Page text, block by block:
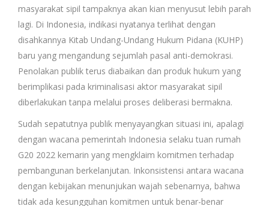
masyarakat sipil tampaknya akan kian menyusut lebih parah
lagi. Di Indonesia, indikasi nyatanya terlihat dengan
disahkannya Kitab Undang-Undang Hukum Pidana (KUHP)
baru yang mengandung sejumlah pasal anti-demokrasi.
Penolakan publik terus diabaikan dan produk hukum yang
berimplikasi pada kriminalisasi aktor masyarakat sipil
diberlakukan tanpa melalui proses deliberasi bermakna.
Sudah sepatutnya publik menyayangkan situasi ini, apalagi
dengan wacana pemerintah Indonesia selaku tuan rumah
G20 2022 kemarin yang mengklaim komitmen terhadap
pembangunan berkelanjutan. Inkonsistensi antara wacana
dengan kebijakan menunjukan wajah sebenarnya, bahwa
tidak ada kesungguhan komitmen untuk benar-benar